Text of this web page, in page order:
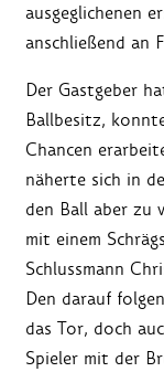
ausgeglichenen
anschließend an
Der Gastgeber
Ballbesitz,
Chancen
näherte sich in
den Ball aber zu
mit einem
Schlussmann
Den darauf
das Tor, doch
Spieler mit der